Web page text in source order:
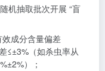
机抽取批次开展 “盲
成分含量偏差
≤±3%（如杀虫率从
）；